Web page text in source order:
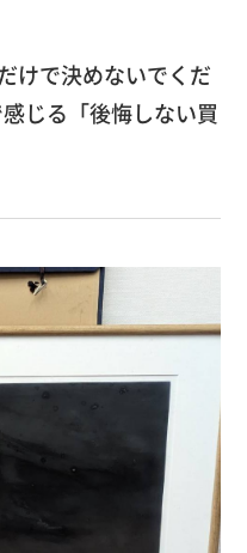
けで決めないでくだ
じる「後悔しない買